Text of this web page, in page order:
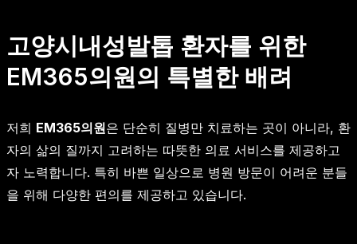
고양시내성발톱 환자를 위한
EM365의원의 특별한 배려
저희 EM365의원은 단순히 질병만 치료하는 곳이 아니라, 환
자의 삶의 질까지 고려하는 따뜻한 의료 서비스를 제공하고
자 노력합니다. 특히 바쁜 일상으로 병원 방문이 어려운 분들
을 위해 다양한 편의를 제공하고 있습니다.